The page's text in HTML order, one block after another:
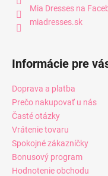
Mia Dresses na
miadresses.sk
Informácie pre
Doprava a platba
Prečo nakupovať u nás
Časté otázky
Vrátenie tovaru
Spokojné zákazníčky
Bonusový program
Hodnotenie obchodu